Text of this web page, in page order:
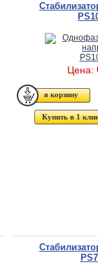
Цена:
Купить в 1